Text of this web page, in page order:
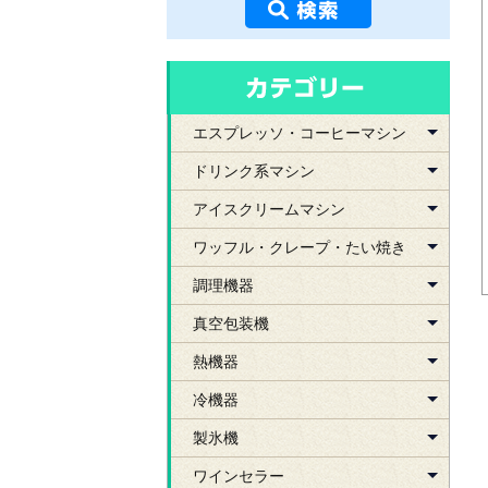
エスプレッソ・コーヒーマシン
ドリンク系マシン
アイスクリームマシン
ワッフル・クレープ・たい焼き
調理機器
真空包装機
熱機器
冷機器
製氷機
ワインセラー